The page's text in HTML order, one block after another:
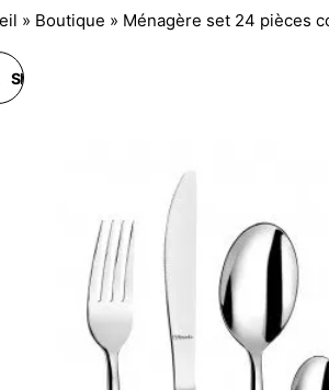
» Boutique » Ménagère set 24 pièces
SET 24 DOUILLES (BPA